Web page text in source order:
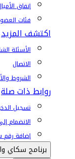
إنفاق
فئات
اكتشف المزيد
الأسئلة
الاتصال
الشروط
روابط ذات صلة
تسجيل
الانضمام
إضافة رقم
برنامج سكاي